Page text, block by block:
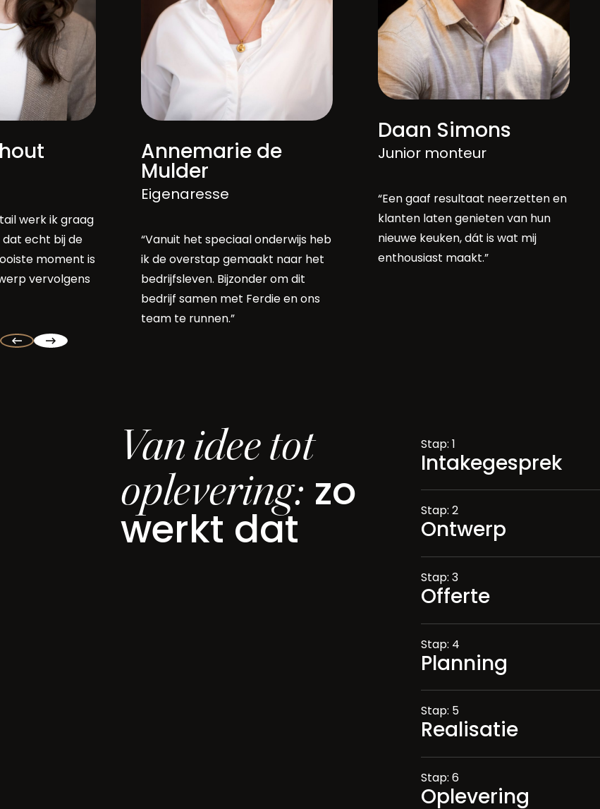
Daan Simons
Junior monteur
“Een gaaf resultaat neerzetten en
klanten laten genieten van hun
nieuwe keuken, dát is wat mij
enthousiast maakt.”
werk ik graag
echt bij de
moment is
vervolgens
Annemarie de
Mulder
Eigenaresse
“Vanuit het speciaal onderwijs heb
ik de overstap gemaakt naar het
bedrijfsleven. Bijzonder om dit
bedrijf samen met Ferdie en ons
team te runnen.”
Van idee tot
oplevering: zo
werkt dat
Stap: 1
Intakegesprek
Stap: 2
Ontwerp
Stap: 3
Offerte
Stap: 4
Planning
Stap: 5
Realisatie
Stap: 6
Oplevering